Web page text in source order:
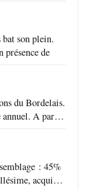
de
A partir